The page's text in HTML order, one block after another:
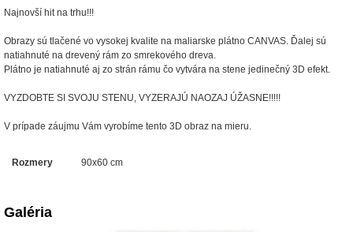
Najnovší hit na trhu!!!
Obrazy sú tlačené vo vysokej kvalite na maliarske plátno CANVAS. Ďalej sú
natiahnuté na drevený rám zo smrekového dreva.
Plátno je natiahnuté aj zo strán rámu čo vytvára na stene jedinečný 3D efekt.
VYZDOBTE SI SVOJU STENU, VYZERAJÚ NAOZAJ ÚŽASNE!!!!!
V prípade záujmu Vám vyrobíme tento 3D obraz na mieru.
Rozmery 90x60 cm
Galéria